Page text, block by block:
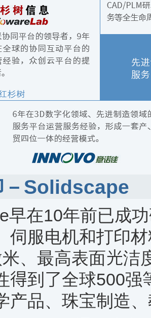
－Solidscape
早在10年前已成
伺服电机和打印
、最高表面光洁
得到了全球500强
产品、珠宝制造